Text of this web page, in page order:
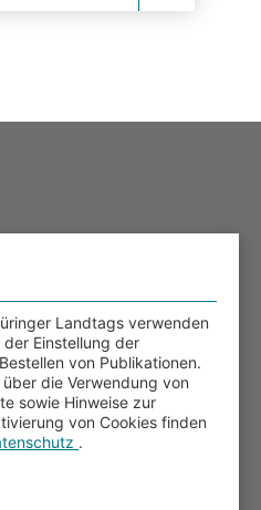
Landtags verwenden
Einstellung der
von Publikationen.
die Verwendung von
sowie Hinweise zur
von Cookies finden
.